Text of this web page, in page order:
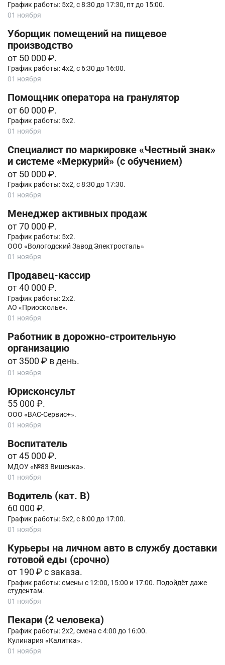
График работы: 5х2, с 8:30 до 17:30, пт до 15:00.
01 ноября
Уборщик помещений на пищевое
производство
от 50 000 ₽.
График работы: 4х2, с 6:30 до 16:00.
01 ноября
Помощник оператора на гранулятор
от 60 000 ₽.
График работы: 5х2.
01 ноября
Специалист по маркировке «Честный знак»
и системе «Меркурий» (с обучением)
от 50 000 ₽.
График работы: 5х2, с 8:30 до 17:30.
01 ноября
Менеджер активных продаж
от 70 000 ₽.
График работы: 5х2.
ООО «Вологодский Завод Электросталь»
01 ноября
Продавец-кассир
от 40 000 ₽.
График работы: 2х2.
АО «Приосколье».
01 ноября
Работник в дорожно-строительную
организацию
от 3500 ₽ в день.
01 ноября
Юрисконсульт
55 000 ₽.
ООО «ВАС-Сервис+».
01 ноября
Воспитатель
от 45 000 ₽.
МДОУ «№83 Вишенка».
01 ноября
Водитель (кат. B)
60 000 ₽.
График работы: 5х2, с 8:00 до 17:00.
01 ноября
Курьеры на личном авто в службу доставки
готовой еды (срочно)
от 190 ₽ с заказа.
График работы: смены с 12:00, 15:00 и 17:00. Подойдёт даже
студентам.
01 ноября
Пекари (2 человека)
График работы: 2х2, смена с 4:00 до 16:00.
Кулинария «Калитка».
01 ноября